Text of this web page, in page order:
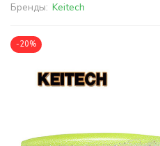
Бренды: Keitech
-20%